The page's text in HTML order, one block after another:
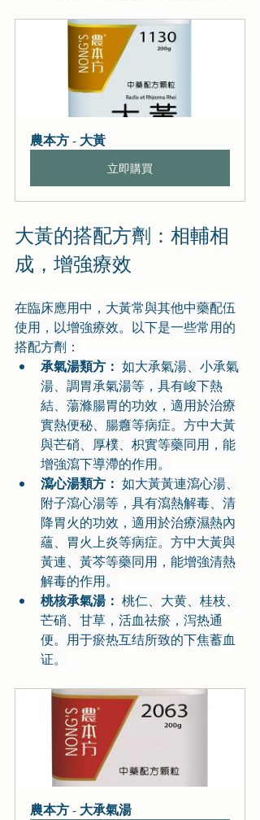
農本方 - 大黃
立即購買
大黃的搭配方劑：相輔相
成，增強療效
在臨床應用中，大黃常與其他中藥配伍
使用，以增強療效。以下是一些常用的
搭配方劑：
承氣湯類方： 如大承氣湯、小承氣
湯、調胃承氣湯等，具有峻下熱
結、蕩滌腸胃的功效，適用於治療
實熱便秘、腸癰等病症。方中大黃
與芒硝、厚樸、枳實等藥同用，能
增強瀉下導滯的作用。
瀉心湯類方： 如大黃黃連瀉心湯、
附子瀉心湯等，具有瀉熱解毒、清
降胃火的功效，適用於治療濕熱內
蘊、胃火上炎等病症。方中大黃與
黃連、黃芩等藥同用，能增強清熱
解毒的作用。
桃核承氣湯： 桃仁、大黄、桂枝、
芒硝、甘草，活血祛瘀，泻热通
便。用于瘀热互结所致的下焦蓄血
证。
農本方 - 大承氣湯